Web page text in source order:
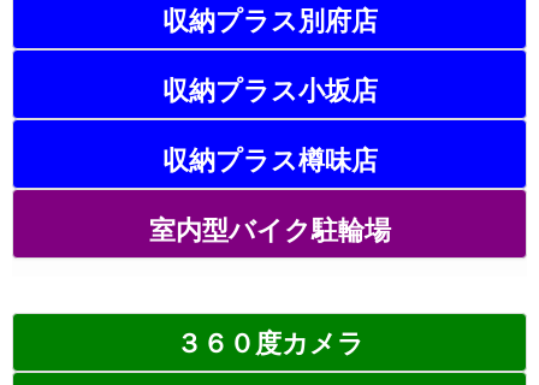
収納プラス別府店
収納プラス小坂店
収納プラス樽味店
室内型バイク駐輪場
３６０度カメラ